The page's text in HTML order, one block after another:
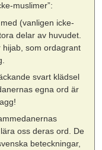
muslimer”:
(vanligen icke-
delar av huvudet.
som ordagrant
svart klädsel
egna ord är
oss deras ord. De
beteckningar,